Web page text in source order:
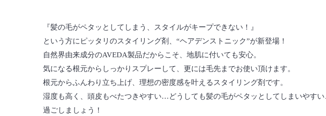
『髪の毛がペタッとしてしまう、スタイルがキープできない！』
という方にピッタリのスタイリング剤、“ヘアデンストニック”が新登場！
自然界由来成分のAVEDA製品だからこそ、地肌に付いても安心。
気になる根元からしっかりスプレーして、更には毛先までお使い頂けます。
根元からふんわり立ち上げ、理想の密度感を叶えるスタイリング剤です。
湿度も高く、頭皮もべたつきやすい…どうしても髪の毛がペタッとしてしまいやす
過ごしましょう！